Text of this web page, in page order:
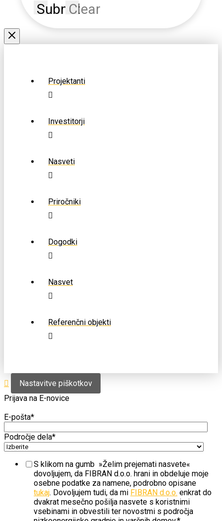
SubmitClear
Projektanti
Investitorji
Nasveti
Priročniki
Dogodki
Nasvet
Referenčni objekti
Nastavitve piškotkov
Prijava na E-novice
E-pošta*
Področje dela*
S klikom na gumb »Želim prejemati nasvete«
dovoljujem, da FIBRAN d.o.o. hrani in obdeluje moje
osebne podatke za namene, podrobno opisane
tukaj. Dovoljujem tudi, da mi FIBRAN d.o.o. enkrat do
dvakrat mesečno pošilja nasvete s koristnimi
vsebinami in obvestili ter novostmi s področja